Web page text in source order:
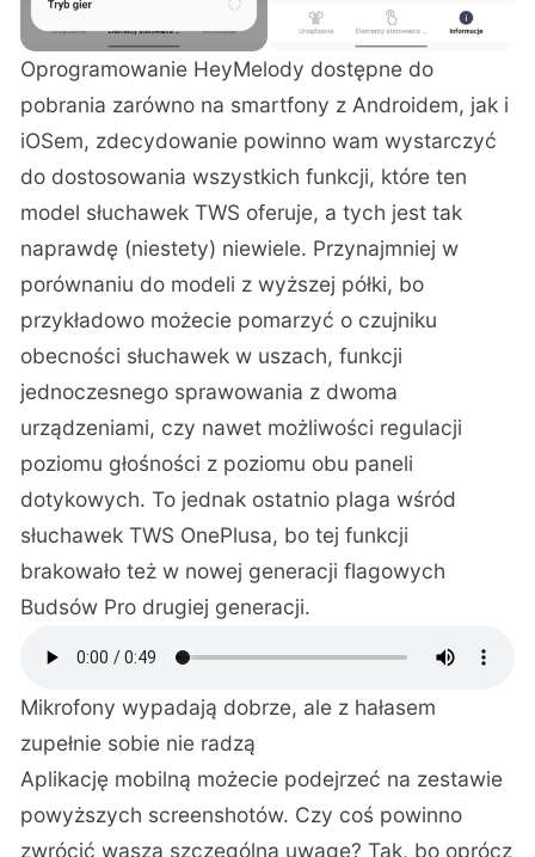
Oprogramowanie HeyMelody dostępne do
pobrania zarówno na smartfony z Androidem, jak i
iOSem, zdecydowanie powinno wam wystarczyć
do dostosowania wszystkich funkcji, które ten
model słuchawek TWS oferuje, a tych jest tak
naprawdę (niestety) niewiele. Przynajmniej w
porównaniu do modeli z wyższej półki, bo
przykładowo możecie pomarzyć o czujniku
obecności słuchawek w uszach, funkcji
jednoczesnego sprawowania z dwoma
urządzeniami, czy nawet możliwości regulacji
poziomu głośności z poziomu obu paneli
dotykowych. To jednak ostatnio plaga wśród
słuchawek TWS OnePlusa, bo tej funkcji
brakowało teżw nowej generacji flagowych
Budsów Pro drugiej generacji.
Mikrofony wypadają dobrze, ale z hałasem
zupełnie sobie nie radzą
Aplikację mobilną możecie podejrzeć na zestawie
powyższych screenshotów. Czy coś powinno
zwrócić waszą szczególną uwagę? Tak, bo oprócz